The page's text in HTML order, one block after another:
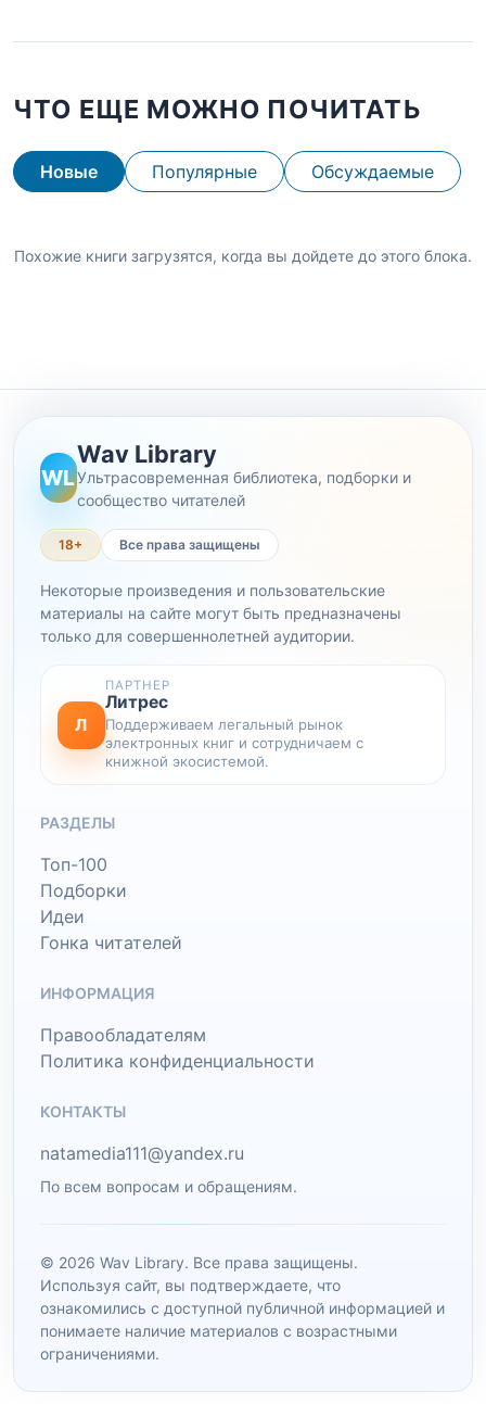
ЧТО ЕЩЕ МОЖНО ПОЧИТАТЬ
Новые Популярные Обсуждаемые
Похожие книги загрузятся, когда вы дойдете до этого блока.
WL
Wav Library
Ультрасовременная библиотека, подборки и
сообщество читателей
18+ Все права защищены
Некоторые произведения и пользовательские
материалы на сайте могут быть предназначены
только для совершеннолетней аудитории.
Л
ПАРТНЕР
Литрес
Поддерживаем легальный рынок
электронных книг и сотрудничаем с
книжной экосистемой.
РАЗДЕЛЫ
Топ-100
Подборки
Идеи
Гонка читателей
ИНФОРМАЦИЯ
Правообладателям
Политика конфиденциальности
КОНТАКТЫ
natamedia111@yandex.ru
По всем вопросам и обращениям.
© 2026 Wav Library. Все права защищены.
Используя сайт, вы подтверждаете, что
ознакомились с доступной публичной информацией и
понимаете наличие материалов с возрастными
ограничениями.